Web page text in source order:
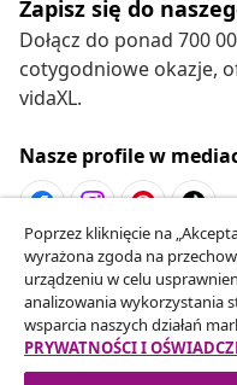
Zapisz się do
Dołącz do ponad 700
cotygodniowe okazje,
vidaXL.
Nasze profile w
Odstąpienie od
Złóż wniosek o
Twojego zamówienia.
Poprzez kliknięcie na
wyrażona zgoda na
urządzeniu w celu
analizowania wykorzystania
wsparcia naszych działań
PRYWATNOŚCI I